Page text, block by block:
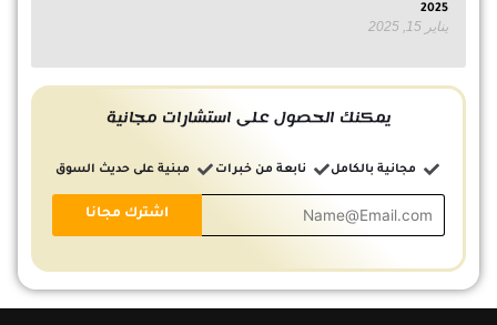
2025
يناير 15, 2025
يمكنك الحصول على استشارات مجانية
مجانية بالكامل نابعة من خبرات مبنية على حديث السوق